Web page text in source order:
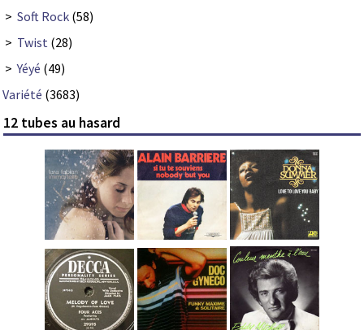
> Soft Rock (58)
> Twist (28)
>Yéyé (49)
Variété (3683)
12 tubes au hasard